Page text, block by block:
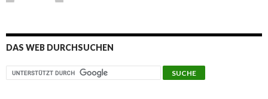
DAS WEB DURCHSUCHEN